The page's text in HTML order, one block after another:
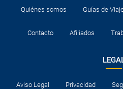
Quiénes somos Guías de
Contacto Afiliados
Aviso Legal Privacidad